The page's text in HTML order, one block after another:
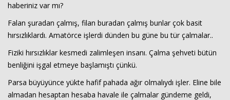
haberiniz var mı?
Falan şuradan çalmış, filan buradan çalmış bunlar çok basit
hırsızlıklardı. Amatörce işlerdi dünden bu güne bu tür çalmalar..
Fiziki hırsızlıklar kesmedi zalimleşen insanı. Çalma şehveti bütün
benliğini işgal etmeye başlamıştı çünkü.
Parsa büyüyünce yükte hafif pahada ağır olmalıydı işler. Eline bile
almadan hesaptan hesaba havale ile çalmalar gündeme geldi,